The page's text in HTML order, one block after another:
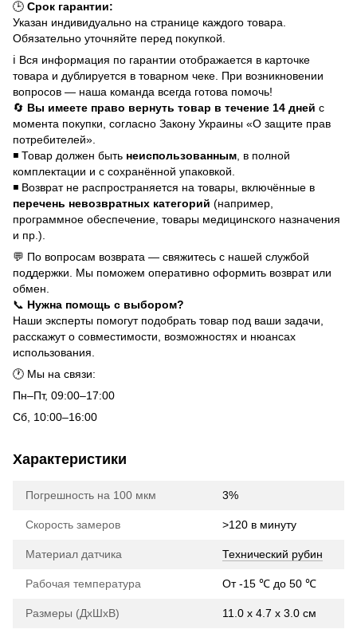
🕒 Срок гарантии:
Указан индивидуально на странице каждого товара.
Обязательно уточняйте перед покупкой.
ℹ️ Вся информация по гарантии отображается в карточке
товара и дублируется в товарном чеке. При возникновении
вопросов — наша команда всегда готова помочь!
🔄 Вы имеете право вернуть товар в течение 14 дней с
момента покупки, согласно Закону Украины «О защите прав
потребителей».
◾ Товар должен быть неиспользованным , в полной
комплектации и с сохранённой упаковкой.
◾ Возврат не распространяется на товары, включённые в
перечень невозвратных категорий (например,
программное обеспечение, товары медицинского назначения
и пр.).
💬 По вопросам возврата — свяжитесь с нашей службой
поддержки. Мы поможем оперативно оформить возврат или
обмен.
📞 Нужна помощь с выбором?
Наши эксперты помогут подобрать товар под ваши задачи,
расскажут о совместимости, возможностях и нюансах
использования.
🕐 Мы на связи:
Пн–Пт, 09:00–17:00
Сб, 10:00–16:00
Характеристики
Погрешность на 100 мкм 3%
Скорость замеров >120 в минуту
Материал датчика Технический рубин
Рабочая температура От -15 ℃ до 50 ℃
Размеры (ДхШхВ) 11.0 х 4.7 х 3.0 см